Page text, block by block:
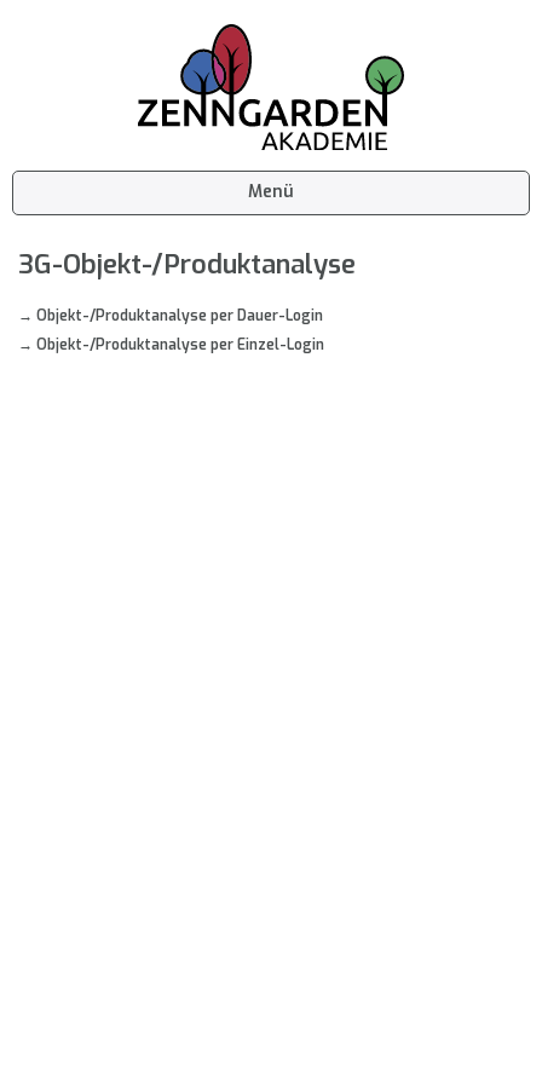
Menü
3G-Objekt-/Produktanalyse
→ Objekt-/Produktanalyse per Dauer-Login
→ Objekt-/Produktanalyse per Einzel-Login